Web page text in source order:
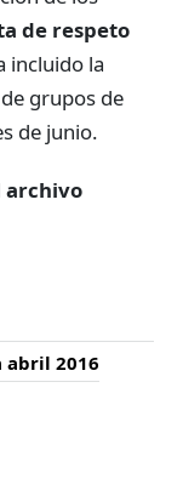
de respeto
incluido la
grupos de
de junio.
archivo
abril 2016